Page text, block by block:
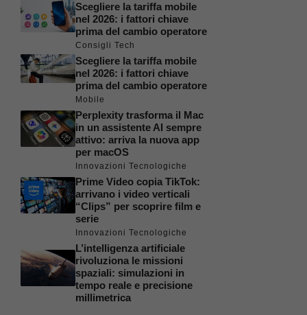
Scegliere la tariffa mobile
nel 2026: i fattori chiave
prima del cambio operatore
Consigli Tech
Scegliere la tariffa mobile
nel 2026: i fattori chiave
prima del cambio operatore
Mobile
Perplexity trasforma il Mac
in un assistente AI sempre
attivo: arriva la nuova app
per macOS
Innovazioni Tecnologiche
Prime Video copia TikTok:
arrivano i video verticali
“Clips” per scoprire film e
serie
Innovazioni Tecnologiche
L’intelligenza artificiale
rivoluziona le missioni
spaziali: simulazioni in
tempo reale e precisione
millimetrica